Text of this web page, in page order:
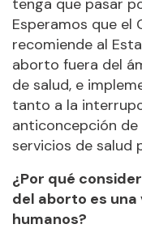
tenga que pasar
Esperamos que el
recomiende al
aborto fuera del
de salud, e
tanto a la
anticoncepción
servicios de salud
¿Por qué
del aborto es
humanos?